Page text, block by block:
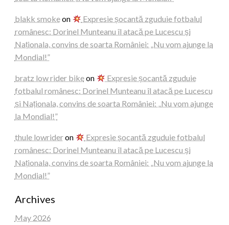
blakk smokeon
Expresie șocantă zguduie fotbalul
românesc: Dorinel Munteanu îl atacă pe Lucescu și
Naționala, convins de soarta României: „Nu vom ajunge la
Mondial!”
bratz low rider bikeon
Expresie șocantă zguduie
fotbalul românesc: Dorinel Munteanu îl atacă pe Lucescu
și Naționala, convins de soarta României: „Nu vom ajunge
la Mondial!”
thule lowrideron
Expresie șocantă zguduie fotbalul
românesc: Dorinel Munteanu îl atacă pe Lucescu și
Naționala, convins de soarta României: „Nu vom ajunge la
Mondial!”
Archives
May 2026